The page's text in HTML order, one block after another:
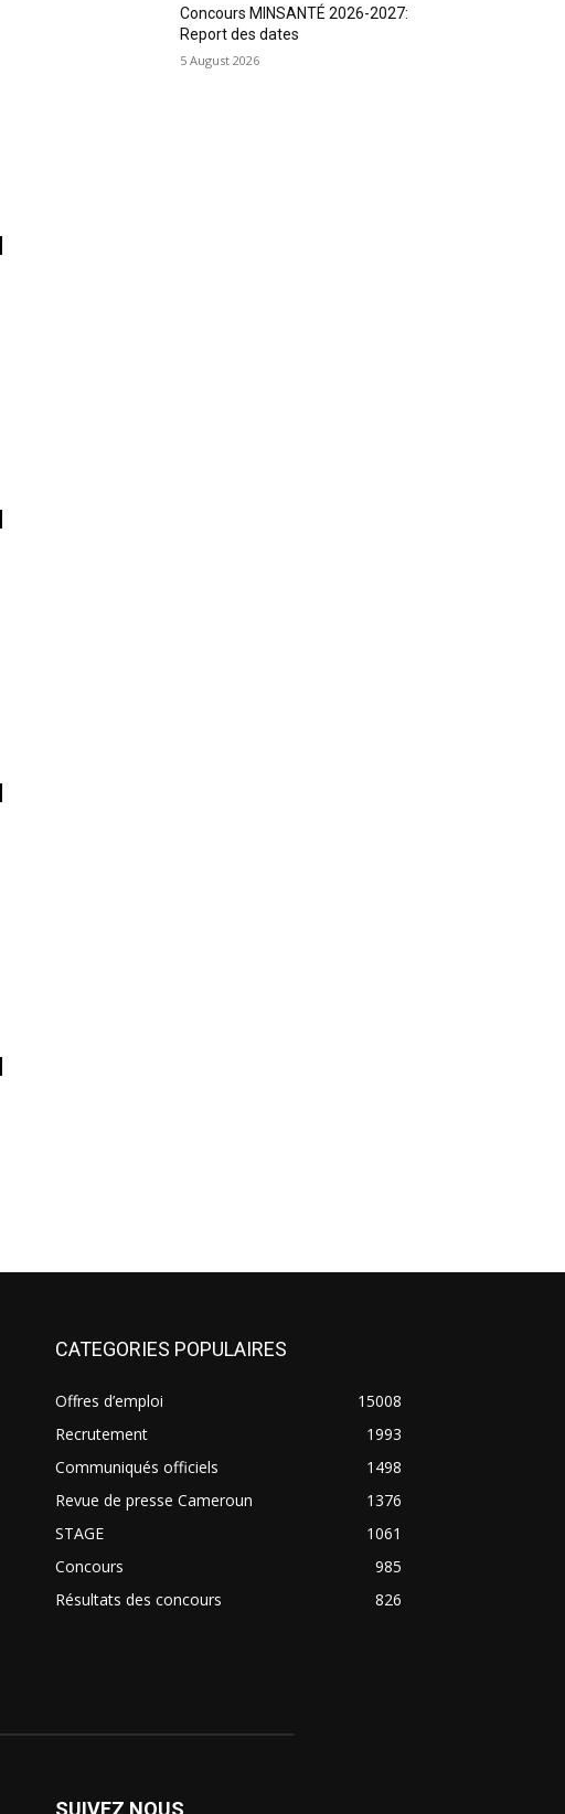
Concours MINSANTÉ 2026-2027:
Report des dates
5 August 2026
CATEGORIES POPULAIRES
Offres d’emploi
15008
Recrutement
1993
Communiqués officiels
1498
Revue de presse Cameroun
1376
STAGE
1061
Concours
985
Résultats des concours
826
SUIVEZ NOUS